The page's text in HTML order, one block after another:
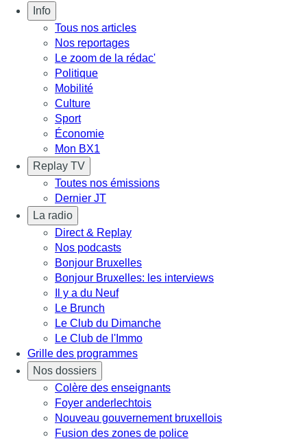
Info
Tous nos articles
Nos reportages
Le zoom de la rédac'
Politique
Mobilité
Culture
Sport
Économie
Mon BX1
Replay TV
Toutes nos émissions
Dernier JT
La radio
Direct & Replay
Nos podcasts
Bonjour Bruxelles
Bonjour Bruxelles: les interviews
Il y a du Neuf
Le Brunch
Le Club du Dimanche
Le Club de l'Immo
Grille des programmes
Nos dossiers
Colère des enseignants
Foyer anderlechtois
Nouveau gouvernement bruxellois
Fusion des zones de police